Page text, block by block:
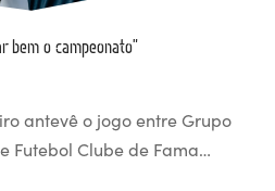
bem o campeonato”
antevê o jogo entre Grupo
Futebol Clube de Fama…